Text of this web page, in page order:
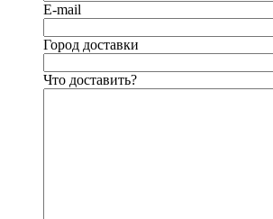
E-mail
Город доставки
Что доставить?